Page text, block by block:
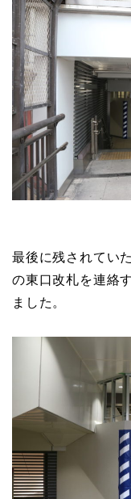
最後に残されてい
の東口改札を連絡
ました。